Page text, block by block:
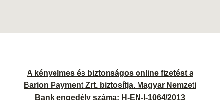
A kényelmes és biztonságos online fizetést a
Barion Payment Zrt. biztosítja. Magyar Nemzeti
Bank engedély száma: H-EN-I-1064/2013